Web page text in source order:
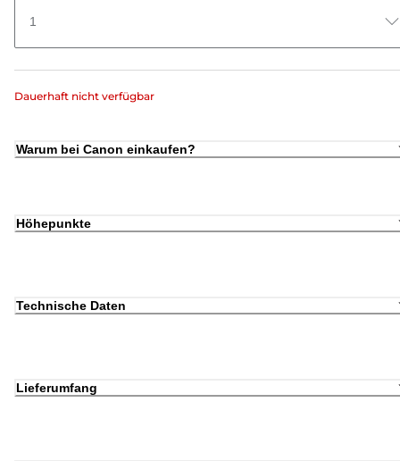
1
Dauerhaft nicht verfügbar
Warum bei Canon einkaufen?
Höhepunkte
Technische Daten
Lieferumfang